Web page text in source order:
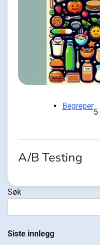
Begreper
5
A/B Testing
Søk
Siste innlegg